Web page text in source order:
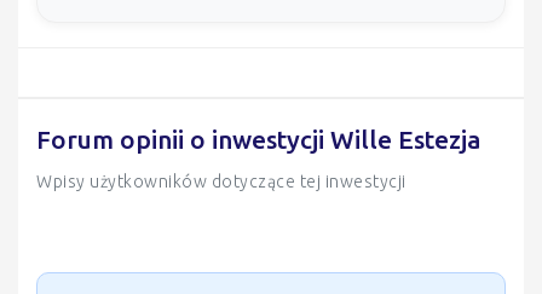
Forum opinii o inwestycji Wille Estezja
Wpisy użytkowników dotyczące tej inwestycji